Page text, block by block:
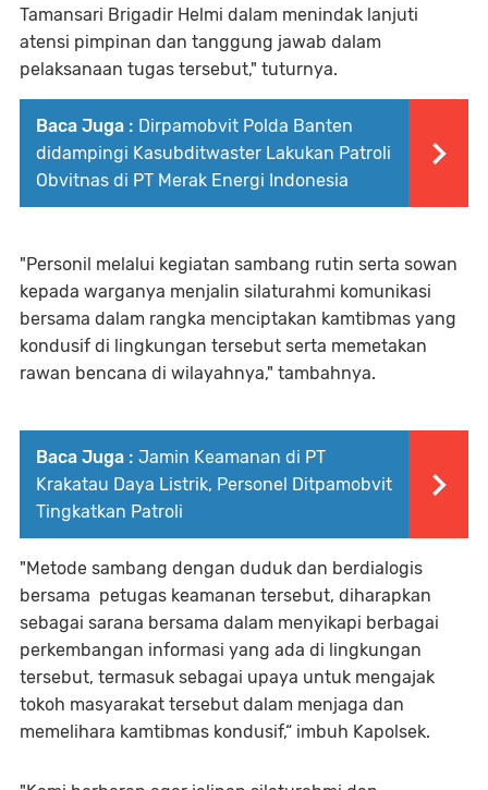
Tamansari Brigadir Helmi dalam menindak lanjuti
atensi pimpinan dan tanggung jawab dalam
pelaksanaan tugas tersebut," tuturnya.
Baca Juga : Dirpamobvit Polda Banten
didampingi Kasubditwaster Lakukan Patroli
Obvitnas di PT Merak Energi Indonesia
"Personil melalui kegiatan sambang rutin serta sowan
kepada warganya menjalin silaturahmi komunikasi
bersama dalam rangka menciptakan kamtibmas yang
kondusif di lingkungan tersebut serta memetakan
rawan bencana di wilayahnya," tambahnya.
Baca Juga : Jamin Keamanan di PT
Krakatau Daya Listrik, Personel Ditpamobvit
Tingkatkan Patroli
"Metode sambang dengan duduk dan berdialogis
bersama petugas keamanan tersebut, diharapkan
sebagai sarana bersama dalam menyikapi berbagai
perkembangan informasi yang ada di lingkungan
tersebut, termasuk sebagai upaya untuk mengajak
tokoh masyarakat tersebut dalam menjaga dan
memelihara kamtibmas kondusif,“ imbuh Kapolsek.